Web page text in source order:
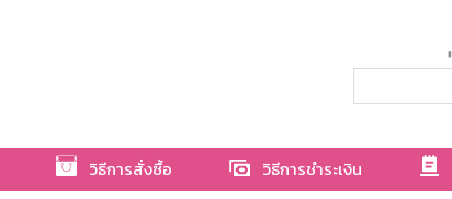
วิธีการสั่งซื้อ วิธีการชำระเงิน